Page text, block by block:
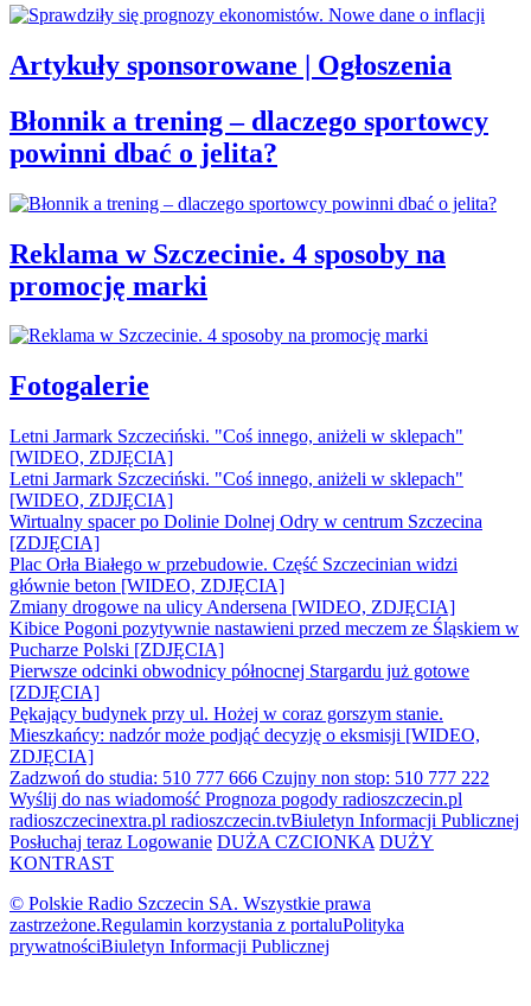
Artykuły sponsorowane | Ogłoszenia
Błonnik a trening – dlaczego sportowcy
powinni dbać o jelita?
Reklama w Szczecinie. 4 sposoby na
promocję marki
Fotogalerie
Letni Jarmark Szczeciński. "Coś innego, aniżeli w sklepach"
[WIDEO, ZDJĘCIA]
Letni Jarmark Szczeciński. "Coś innego, aniżeli w sklepach"
[WIDEO, ZDJĘCIA]
Wirtualny spacer po Dolinie Dolnej Odry w centrum Szczecina
[ZDJĘCIA]
Plac Orła Białego w przebudowie. Część Szczecinian widzi
głównie beton [WIDEO, ZDJĘCIA]
Zmiany drogowe na ulicy Andersena [WIDEO, ZDJĘCIA]
Kibice Pogoni pozytywnie nastawieni przed meczem ze Śląskiem w
Pucharze Polski [ZDJĘCIA]
Pierwsze odcinki obwodnicy północnej Stargardu już gotowe
[ZDJĘCIA]
Pękający budynek przy ul. Hożej w coraz gorszym stanie.
Mieszkańcy: nadzór może podjąć decyzję o eksmisji [WIDEO,
ZDJĘCIA]
Zadzwoń do studia: 510 777 666 Czujny non stop: 510 777 222
Wyślij do nas wiadomość Prognoza pogody radioszczecin.pl
radioszczecinextra.pl radioszczecin.tvBiuletyn Informacji Publicznej
Posłuchaj teraz Logowanie DUŻA CZCIONKA DUŻY
KONTRAST
© Polskie Radio Szczecin SA. Wszystkie prawa
zastrzeżone.Regulamin korzystania z portaluPolityka
prywatnościBiuletyn Informacji Publicznej